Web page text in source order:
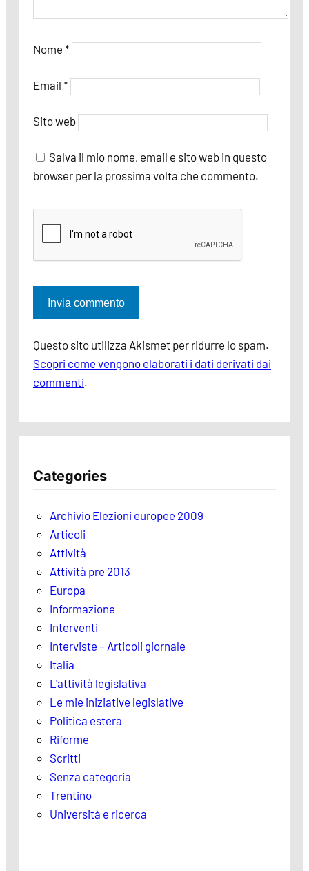
Nome *
Email *
Sito web
Salva il mio nome, email e sito web in questo
browser per la prossima volta che commento.
Questo sito utilizza Akismet per ridurre lo spam.
Scopri come vengono elaborati i dati derivati dai
commenti.
Categories
Archivio Elezioni europee 2009
Articoli
Attività
Attività pre 2013
Europa
Informazione
Interventi
Interviste – Articoli giornale
Italia
L'attività legislativa
Le mie iniziative legislative
Politica estera
Riforme
Scritti
Senza categoria
Trentino
Università e ricerca